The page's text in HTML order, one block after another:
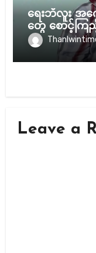
ရေးဘီလူး အက
တွေ စောင့်ကြ
Leave a